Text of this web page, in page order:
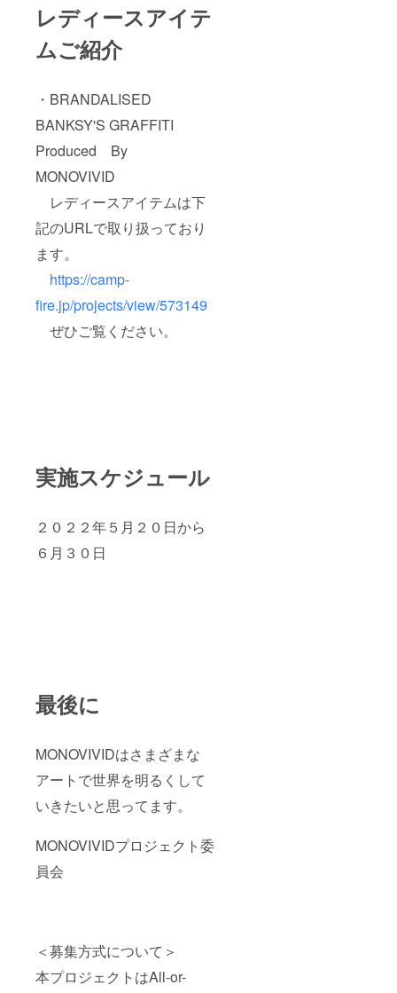
レディースアイテ
ムご紹介
・BRANDALISED
BANKSY'S GRAFFITI
Produced By
MONOVIVID
レディースアイテムは下
記のURLで取り扱っており
ます。
https://camp-
fire.jp/projects/view/573149
ぜひご覧ください。
実施スケジュール
２０２２年５月２０日から
６月３０日
最後に
MONOVIVIDはさまざまな
アートで世界を明るくして
いきたいと思ってます。
MONOVIVIDプロジェクト委
員会
＜募集方式について＞
本プロジェクトはAll-or-